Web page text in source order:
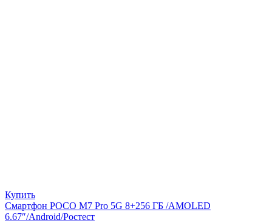
Купить
Смартфон POCO M7 Pro 5G 8+256 ГБ /AMOLED
6.67″/Android/Ростест